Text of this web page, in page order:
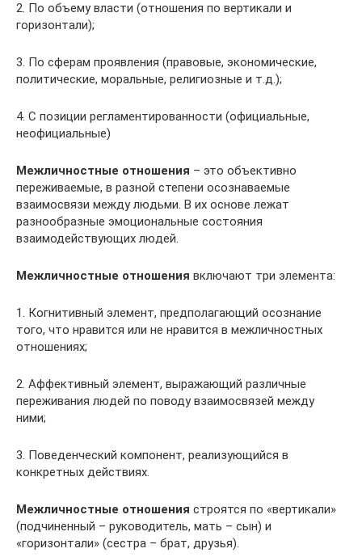
2. По объему власти (отношения по вертикали и
горизонтали);
3. По сферам проявления (правовые, экономические,
политические, моральные, религиозные и т.д.);
4. С позиции регламентированности (официальные,
неофициальные)
Межличностные отношения – это объективно
переживаемые, в разной степени осознаваемые
взаимосвязи между людьми. В их основе лежат
разнообразные эмоциональные состояния
взаимодействующих людей.
Межличностные отношения включают три элемента:
1. Когнитивный элемент, предполагающий осознание
того, что нравится или не нравится в межличностных
отношениях;
2. Аффективный элемент, выражающий различные
переживания людей по поводу взаимосвязей между
ними;
3. Поведенческий компонент, реализующийся в
конкретных действиях.
Межличностные отношения строятся по «вертикали»
(подчиненный – руководитель, мать – сын) и
«горизонтали» (сестра – брат, друзья).